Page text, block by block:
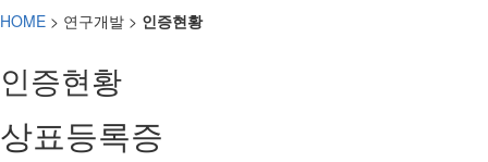
HOME > 연구개발 > 인증현황
인증현황
상표등록증